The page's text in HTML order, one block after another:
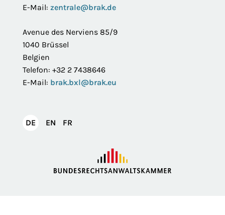
E-Mail: zentrale@brak.de
Avenue des Nerviens 85/9
1040 Brüssel
Belgien
Telefon: +32 2 7438646
E-Mail: brak.bxl@brak.eu
DEDeutsch
EN English
FR